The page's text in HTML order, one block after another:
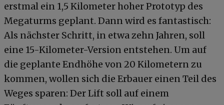
erstmal ein 1,5 Kilometer hoher Prototyp des
Megaturms geplant. Dann wird es fantastisch:
Als nächster Schritt, in etwa zehn Jahren, soll
eine 15-Kilometer-Version entstehen. Um auf
die geplante Endhöhe von 20 Kilometern zu
kommen, wollen sich die Erbauer einen Teil des
Weges sparen: Der Lift soll auf einem